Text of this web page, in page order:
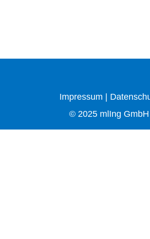
Impressum
© 2025 mlIng GmbH